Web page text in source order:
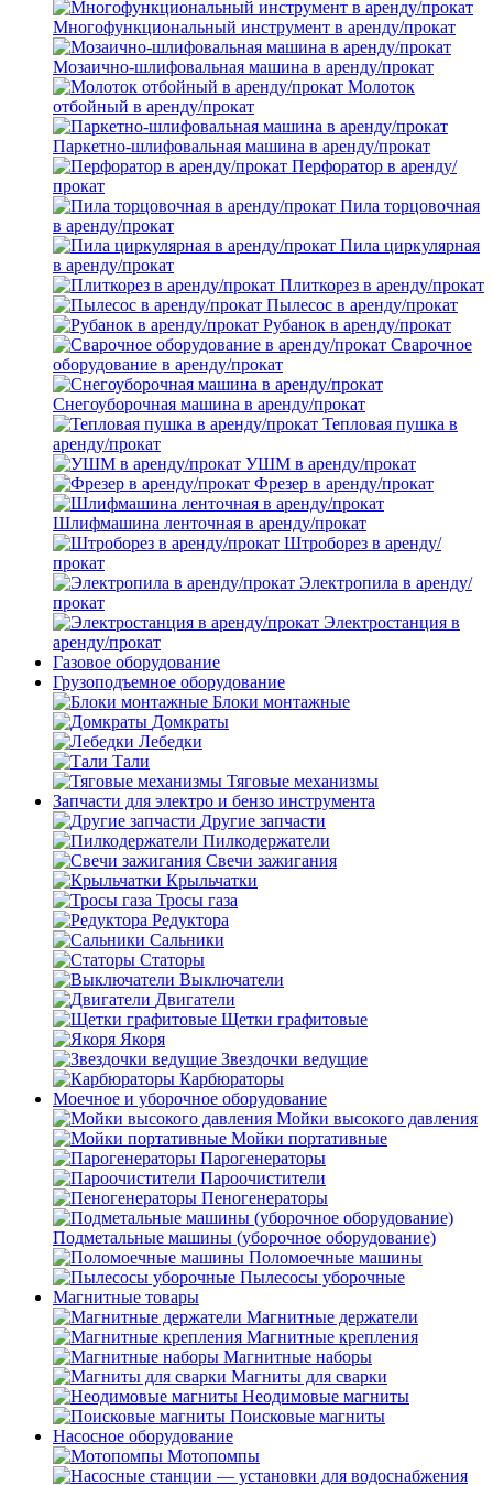
Многофункциональный инструмент в аренду/прокат
Мозаично-шлифовальная машина в аренду/прокат
Молоток
отбойный в аренду/прокат
Паркетно-шлифовальная машина в аренду/прокат
Перфоратор в аренду/
прокат
Пила торцовочная
в аренду/прокат
Пила циркулярная
в аренду/прокат
Плиткорез в аренду/прокат
Пылесос в аренду/прокат
Рубанок в аренду/прокат
Сварочное
оборудование в аренду/прокат
Снегоуборочная машина в аренду/прокат
Тепловая пушка в
аренду/прокат
УШМ в аренду/прокат
Фрезер в аренду/прокат
Шлифмашина ленточная в аренду/прокат
Штроборез в аренду/
прокат
Электропила в аренду/
прокат
Электростанция в
аренду/прокат
Газовое оборудование
Грузоподъемное оборудование
Блоки монтажные
Домкраты
Лебедки
Тали
Тяговые механизмы
Запчасти для электро и бензо инструмента
Другие запчасти
Пилкодержатели
Свечи зажигания
Крыльчатки
Тросы газа
Редуктора
Сальники
Статоры
Выключатели
Двигатели
Щетки графитовые
Якоря
Звездочки ведущие
Карбюраторы
Моечное и уборочное оборудование
Мойки высокого давления
Мойки портативные
Парогенераторы
Пароочистители
Пеногенераторы
Подметальные машины (уборочное оборудование)
Поломоечные машины
Пылесосы уборочные
Магнитные товары
Магнитные держатели
Магнитные крепления
Магнитные наборы
Магниты для сварки
Неодимовые магниты
Поисковые магниты
Насосное оборудование
Мотопомпы